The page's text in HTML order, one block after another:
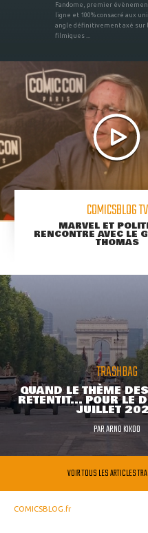
Fandome, premier
ligne et 100% consacré aux
angle définitivement axé sur
filmiques ...
COMICSBLOG TV
MARVEL ET
RENCONTRE AVEC LE
THOMAS
TRASHBAG
QUAND LE THÈME
RETENTIT... POUR LE
JUILLET
PARARNO KIKOO
VOIR TOUS LES ARTICLES
COMICSBLOG.fr